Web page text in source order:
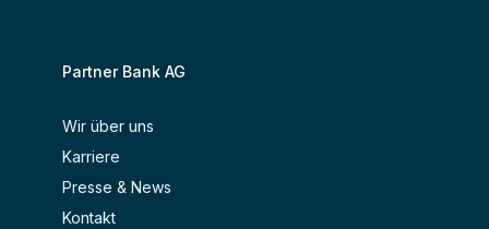
Partner Bank AG
Wir über uns
Karriere
Presse & News
Kontakt